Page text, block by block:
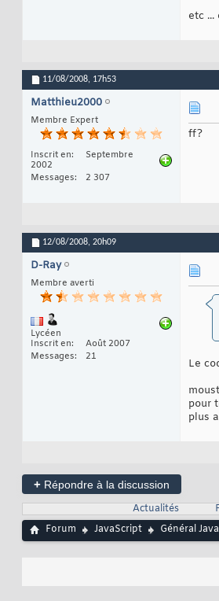
etc
11/08/2008, 17h53
Matthieu2000
Membre Expert
Inscrit en
Septembre
2002
Messages
2 307
ff?
12/08/2008, 20h09
D-Ray
Membre averti
Lycéen
Inscrit en
Août 2007
Messages
21
Le
pour
plus
+ Répondre à la discussion
Actualités
Forum
JavaScript Général